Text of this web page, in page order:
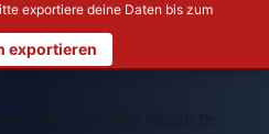
exportiere deine Daten bis zum
exportieren
LEGO 75939 Dr. Wus